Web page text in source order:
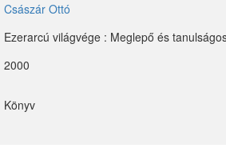
Császár Ottó
Ezerarcú világvége : Meglepő és
2000
Könyv